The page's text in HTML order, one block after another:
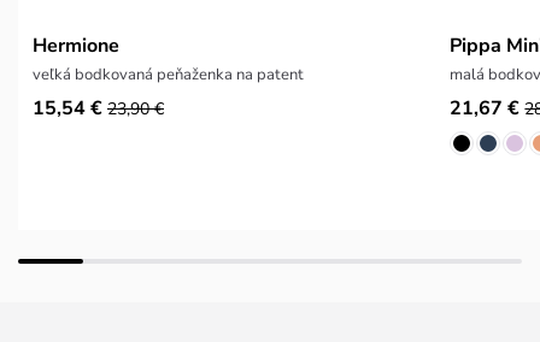
Hermione
veľká bodkovaná peňaženka na patent
15,54 € 23,90 €
Pippa
malá
21,67 €